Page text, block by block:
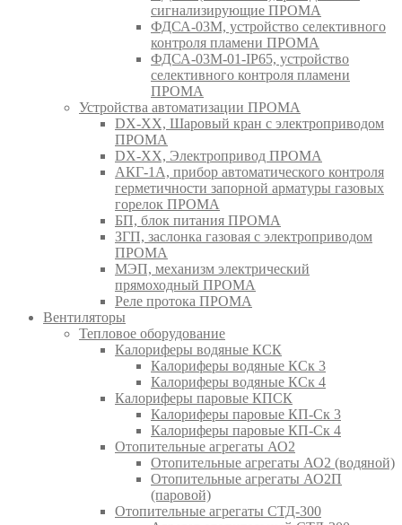
сигнализирующие ПРОМА
ФДСА-03М, устройство селективного
контроля пламени ПРОМА
ФДСА-03М-01-IP65, устройство
селективного контроля пламени
ПРОМА
Устройства автоматизации ПРОМА
DX-XX, Шаровый кран c электроприводом
ПРОМА
DX-XX, Электропривод ПРОМА
АКГ-1А, прибор автоматического контроля
герметичности запорной арматуры газовых
горелок ПРОМА
БП, блок питания ПРОМА
ЗГП, заслонка газовая с электроприводом
ПРОМА
МЭП, механизм электрический
прямоходный ПРОМА
Реле протока ПРОМА
Вентиляторы
Тепловое оборудование
Калориферы водяные КСК
Калориферы водяные КСк 3
Калориферы водяные КСк 4
Калориферы паровые КПСК
Калориферы паровые КП-Ск 3
Калориферы паровые КП-Ск 4
Отопительные агрегаты АО2
Отопительные агрегаты АО2 (водяной)
Отопительные агрегаты АО2П
(паровой)
Отопительные агрегаты СТД-300